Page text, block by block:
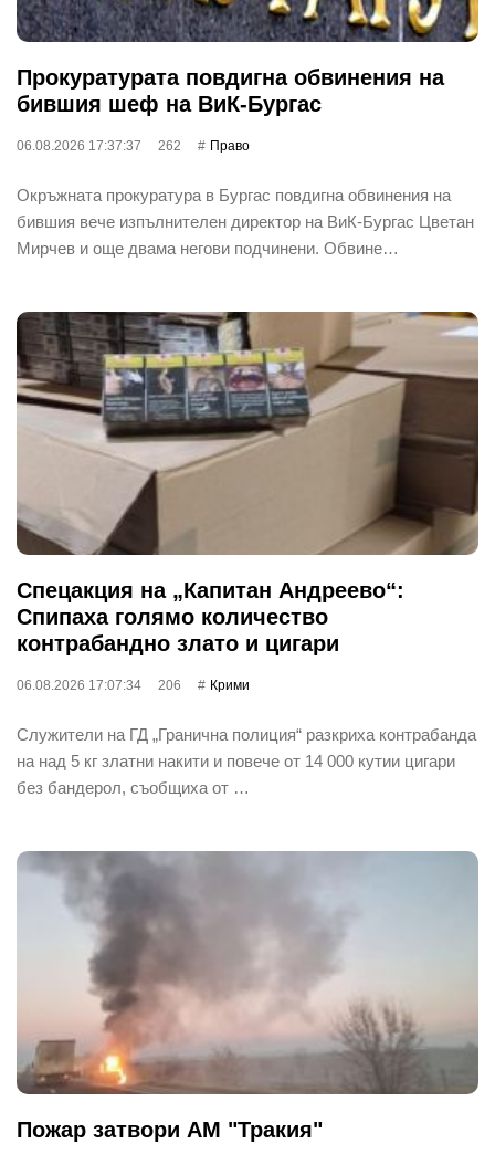
Прокуратурата повдигна обвинения на
бившия шеф на ВиК-Бургас
06.08.2026 17:37:37 262 Право
Окръжната прокуратура в Бургас повдигна обвинения на
бившия вече изпълнителен директор на ВиК-Бургас Цветан
Мирчев и още двама негови подчинени. Обвине…
Спецакция на „Капитан Андреево“:
Спипаха голямо количество
контрабандно злато и цигари
06.08.2026 17:07:34 206 Крими
Служители на ГД „Гранична полиция“ разкриха контрабанда
на над 5 кг златни накити и повече от 14 000 кутии цигари
без бандерол, съобщиха от …
Пожар затвори АМ "Тракия"